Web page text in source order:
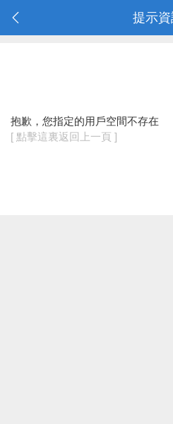
提示
抱歉，您指定的用戶空間不存在
[ 點擊這裏返回上一頁 ]